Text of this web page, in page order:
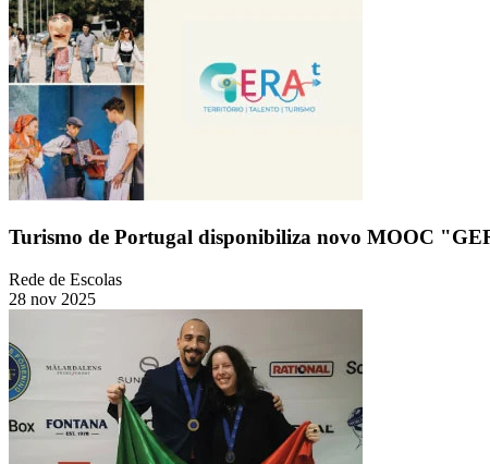
Turismo de Portugal disponibiliza novo MOOC
Rede de Escolas
28 nov 2025